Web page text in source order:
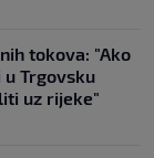
tokova: "Ako
Trgovsku
uz rijeke"